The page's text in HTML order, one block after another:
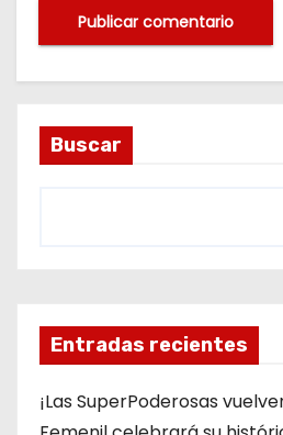
Buscar
Entradas recientes
¡Las SuperPoderosas